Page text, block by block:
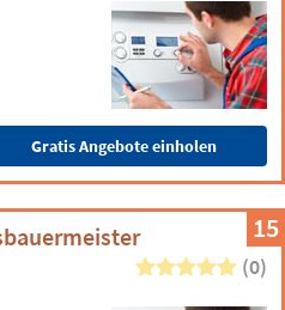
Gratis Angebote einholen
15
(0)